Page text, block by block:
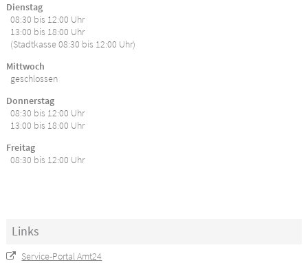
Dienstag
08:30 bis 12:00 Uhr
13:00 bis 18:00 Uhr
(Stadtkasse 08:30 bis 12:00 Uhr)
Mittwoch
geschlossen
Donnerstag
08:30 bis 12:00 Uhr
13:00 bis 18:00 Uhr
Freitag
08:30 bis 12:00 Uhr
Links
Service-Portal Amt24